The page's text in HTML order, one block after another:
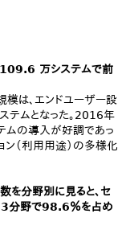
万システムで前
は、エンドユーザー設
ムとなった。2016年
ムの導入が好調であっ
ン（利用用途）の多様化
分野別に見ると、セ
3分野で98.6％を占め